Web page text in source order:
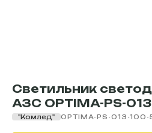
Светильник
АЗС OPTIMA-РS-
"Комлед" OPTIMA-РS-013-100-